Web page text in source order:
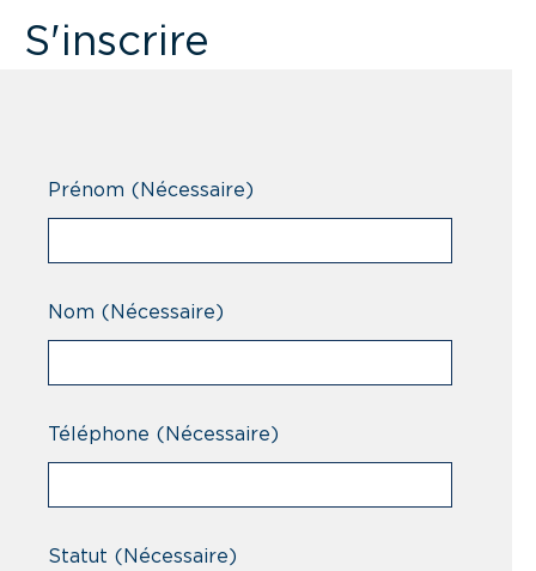
S'inscrire
Prénom (Nécessaire)
Nom (Nécessaire)
Téléphone (Nécessaire)
Statut (Nécessaire)